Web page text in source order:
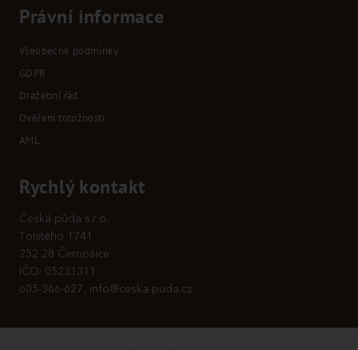
Právní informace
Všeobecné podmínky
GDPR
Dražební řád
Ověření totožnosti
AML
Rychlý kontakt
Česká půda s.r.o.
Tolstého 1741
252 28 Černošice
IČO: 05231311
605-366-627, info@ceska-puda.cz